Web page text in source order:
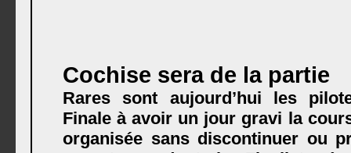
Cochise sera de la partie
Rares sont aujourd’hui les
Finale à avoir un jour gravi la
organisée sans discontinuer ou